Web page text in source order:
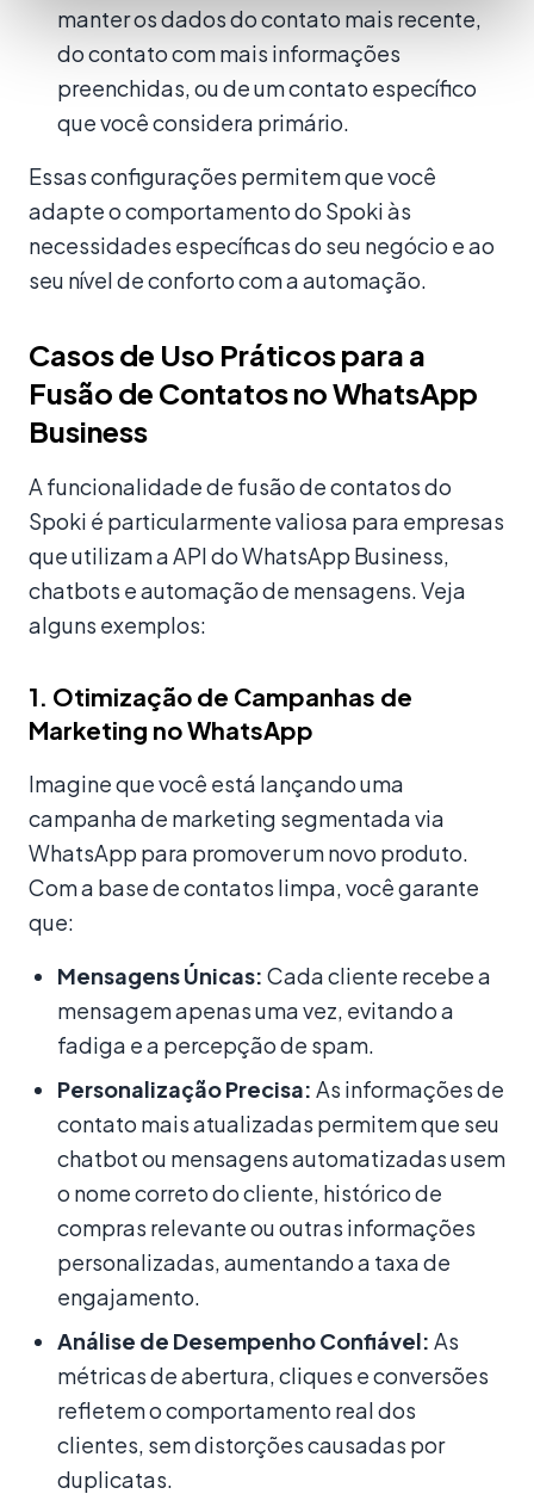
manter os dados do contato mais recente,
do contato com mais informações
preenchidas, ou de um contato específico
que você considera primário.
Essas configurações permitem que você
adapte o comportamento do Spoki às
necessidades específicas do seu negócio e ao
seu nível de conforto com a automação.
Casos de Uso Práticos para a
Fusão de Contatos no WhatsApp
Business
A funcionalidade de fusão de contatos do
Spoki é particularmente valiosa para empresas
que utilizam a API do WhatsApp Business,
chatbots e automação de mensagens. Veja
alguns exemplos:
1. Otimização de Campanhas de
Marketing no WhatsApp
Imagine que você está lançando uma
campanha de marketing segmentada via
WhatsApp para promover um novo produto.
Com a base de contatos limpa, você garante
que:
Mensagens Únicas: Cada cliente recebe a
mensagem apenas uma vez, evitando a
fadiga e a percepção de spam.
Personalização Precisa: As informações de
contato mais atualizadas permitem que seu
chatbot ou mensagens automatizadas usem
o nome correto do cliente, histórico de
compras relevante ou outras informações
personalizadas, aumentando a taxa de
engajamento.
Análise de Desempenho Confiável: As
métricas de abertura, cliques e conversões
refletem o comportamento real dos
clientes, sem distorções causadas por
duplicatas.